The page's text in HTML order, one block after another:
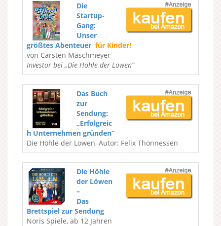
Die
Startup-
Gang:
Unser
größtes Abenteuer für Kinder!
von Carsten Maschmeyer
Investor bei „Die Höhle der Löwen“
Das Buch
zur
Sendung:
„Erfolgreic
h Unternehmen gründen“
Die Höhle der Löwen, Autor: Felix Thönnessen
Die Höhle
der Löwen
–
Das
Brettspiel zur Sendung
Noris Spiele, ab 12 Jahren